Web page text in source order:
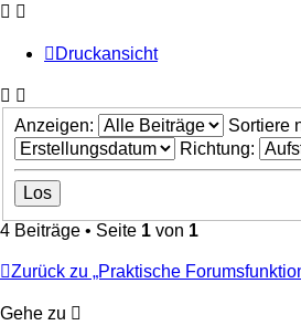
Druckansicht
Anzeigen:
Sortiere
Richtung:
4 Beiträge • Seite 1 von 1
Zurück zu „Praktische
Gehe zu